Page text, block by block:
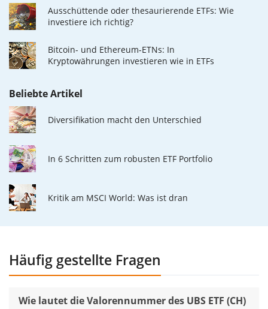
Ausschüttende oder thesaurierende ETFs: Wie
investiere ich richtig?
Bitcoin- und Ethereum-ETNs: In
Kryptowährungen investieren wie in ETFs
Beliebte Artikel
Diversifikation macht den Unterschied
In 6 Schritten zum robusten ETF Portfolio
Kritik am MSCI World: Was ist dran
Häufig gestellte Fragen
Wie lautet die Valorennummer des UBS ETF (CH)